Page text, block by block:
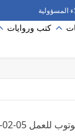
المسؤولية
كتب وروايات